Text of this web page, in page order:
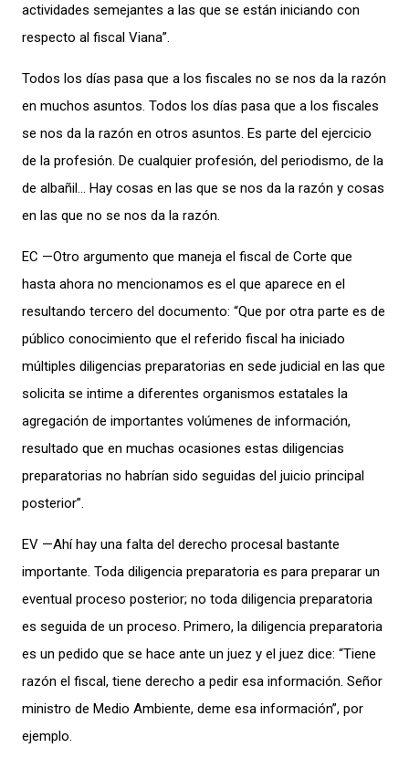
actividades semejantes a las que se están iniciando con
respecto al fiscal Viana”.
Todos los días pasa que a los fiscales no se nos da la razón
en muchos asuntos. Todos los días pasa que a los fiscales
se nos da la razón en otros asuntos. Es parte del ejercicio
de la profesión. De cualquier profesión, del periodismo, de la
de albañil… Hay cosas en las que se nos da la razón y cosas
en las que no se nos da la razón.
EC —Otro argumento que maneja el fiscal de Corte que
hasta ahora no mencionamos es el que aparece en el
resultando tercero del documento: “Que por otra parte es de
público conocimiento que el referido fiscal ha iniciado
múltiples diligencias preparatorias en sede judicial en las que
solicita se intime a diferentes organismos estatales la
agregación de importantes volúmenes de información,
resultado que en muchas ocasiones estas diligencias
preparatorias no habrían sido seguidas del juicio principal
posterior”.
EV —Ahí hay una falta del derecho procesal bastante
importante. Toda diligencia preparatoria es para preparar un
eventual proceso posterior; no toda diligencia preparatoria
es seguida de un proceso. Primero, la diligencia preparatoria
es un pedido que se hace ante un juez y el juez dice: “Tiene
razón el fiscal, tiene derecho a pedir esa información. Señor
ministro de Medio Ambiente, deme esa información”, por
ejemplo.